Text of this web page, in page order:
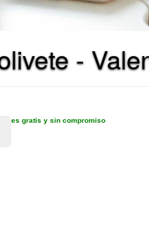
-
es gratis y sin compromiso